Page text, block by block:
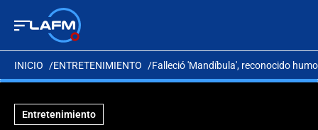
INICIO ENTRETENIMIENTO Falleció 'Mandíbula', reconocido
Entretenimiento